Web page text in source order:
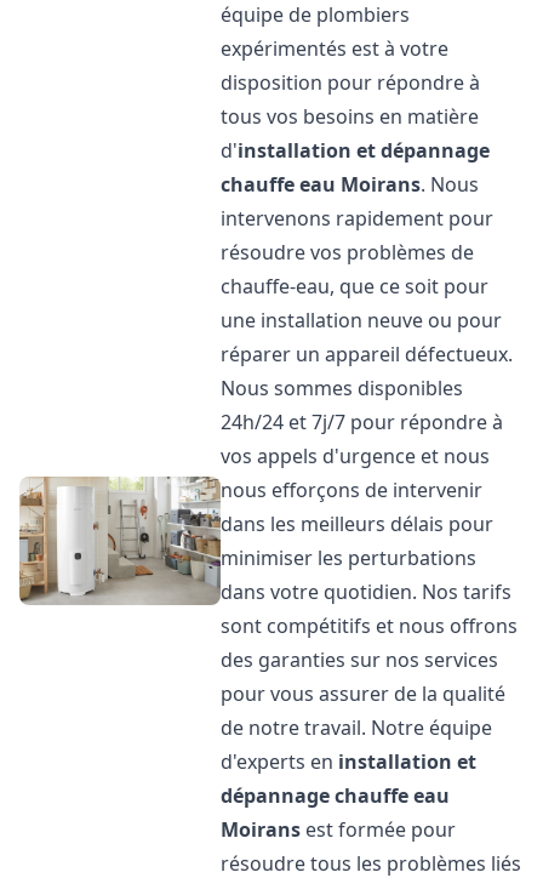
équipe de plombiers
expérimentés est à votre
disposition pour répondre à
tous vos besoins en matière
d'installation et dépannage
chauffe eau Moirans. Nous
intervenons rapidement pour
résoudre vos problèmes de
chauffe-eau, que ce soit pour
une installation neuve ou pour
réparer un appareil défectueux.
Nous sommes disponibles
24h/24 et 7j/7 pour répondre à
vos appels d'urgence et nous
nous efforçons de intervenir
dans les meilleurs délais pour
minimiser les perturbations
dans votre quotidien. Nos tarifs
sont compétitifs et nous offrons
des garanties sur nos services
pour vous assurer de la qualité
de notre travail. Notre équipe
d'experts en installation et
dépannage chauffe eau
Moirans est formée pour
résoudre tous les problèmes liés